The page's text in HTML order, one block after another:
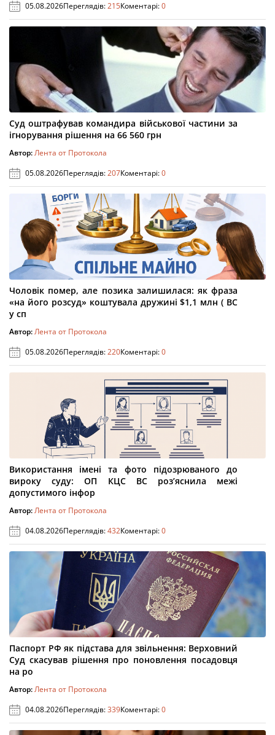
05.08.2026Переглядів:215Коментарі:0
Суд оштрафував командира військової частини за
ігнорування рішення на 66 560 грн
Автор:Лента от Протокола
05.08.2026Переглядів:207Коментарі:0
Чоловік помер, але позика залишилася: як фраза
«на його розсуд» коштувала дружині $1,1 млн ( ВС
у сп
Автор:Лента от Протокола
05.08.2026Переглядів:220Коментарі:0
Використання імені та фото підозрюваного до
вироку суду: ОП КЦС ВС роз’яснила межі
допустимого інфор
Автор:Лента от Протокола
04.08.2026Переглядів:432Коментарі:0
Паспорт РФ як підстава для звільнення: Верховний
Суд скасував рішення про поновлення посадовця
на ро
Автор:Лента от Протокола
04.08.2026Переглядів:339Коментарі:0